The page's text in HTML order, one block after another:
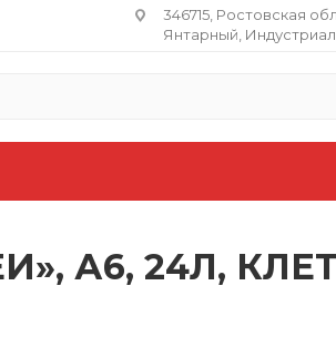
346715, Ростовская
Янтарный,
А6, 24Л,